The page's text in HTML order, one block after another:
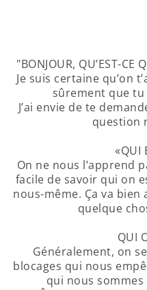
"BONJOUR, QU’EST-CE
Je suis certaine qu’on
sûrement que tu
J’ai envie de te
question
«QUI
On ne nous l’apprend
facile de savoir qui on
nous-même. Ça va bien
quelque
QUI
Généralement, on
blocages qui nous
qui nous